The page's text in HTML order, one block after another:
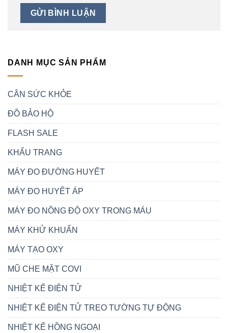
DANH MỤC SẢN PHẨM
CÂN SỨC KHỎE
ĐỒ BẢO HỘ
FLASH SALE
KHẨU TRANG
MÁY ĐO ĐƯỜNG HUYẾT
MÁY ĐO HUYẾT ÁP
MÁY ĐO NỒNG ĐỘ OXY TRONG MÁU
MÁY KHỬ KHUẨN
MÁY TẠO OXY
MŨ CHE MẶT COVI
NHIỆT KẾ ĐIỆN TỬ
NHIỆT KẾ ĐIỆN TỬ TREO TƯỜNG TỰ ĐỘNG
NHIỆT KẾ HỒNG NGOẠI